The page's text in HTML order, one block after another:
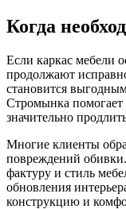
Когда
Если каркас мебели
продолжают
становится
Стромынка помогает
значительно
Многие клиенты
повреждений
фактуру и стиль
обновления
конструкцию и